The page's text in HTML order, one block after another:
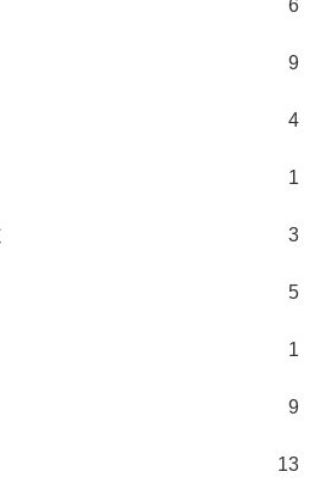
6
9
4
1
3
5
1
9
13